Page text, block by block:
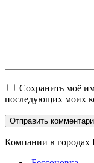
Сохранить моё
последующих моих
Компании в городах